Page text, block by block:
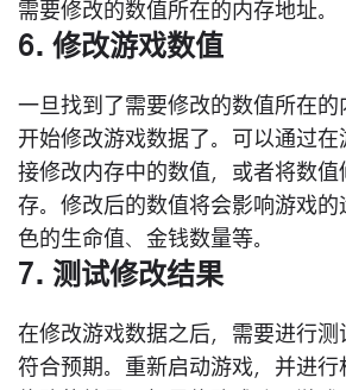
需要修改的数值所在的内存地址。
6. 修改游戏数值
一旦找到了需要修改的数值所在
开始修改游戏数据了。可以通过在
接修改内存中的数值，或者将数值
存。修改后的数值将会影响游戏的
色的生命值、金钱数量等。
7. 测试修改结果
在修改游戏数据之后，需要进行测
符合预期。重新启动游戏，并进行